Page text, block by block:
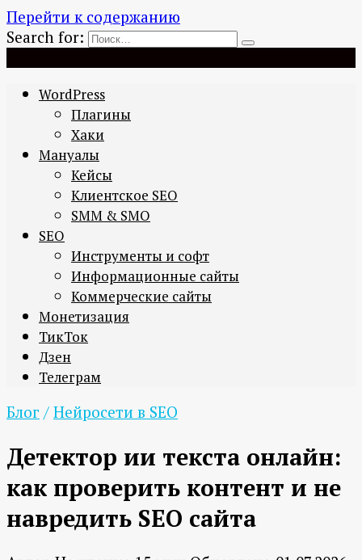
Перейти к содержанию
Search for:
WordPress
Плагины
Хаки
Мануалы
Кейсы
Клиентское SEO
SMM & SMO
SEO
Инструменты и софт
Информационные сайты
Коммерческие сайты
Монетизация
ТикТок
Дзен
Телеграм
Блог / Нейросети в SEO
Детектор ии текста онлайн:
как проверить контент и не
навредить SEO сайта